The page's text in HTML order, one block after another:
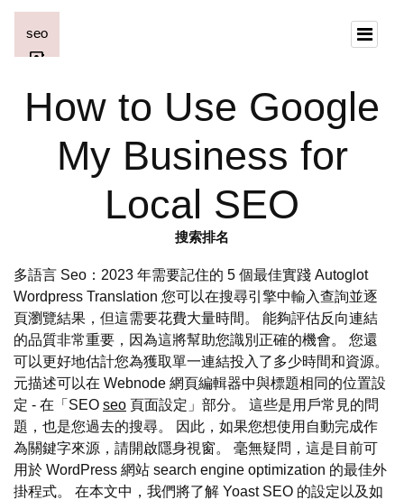
How to Use Google
My Business for
Local SEO
搜索排名
多語言 Seo：2023 年需要記住的 5 個最佳實踐 Autoglot
Wordpress Translation 您可以在搜尋引擎中輸入查詢並逐
頁瀏覽結果，但這需要花費大量時間。 能夠評估反向連結
的品質非常重要，因為這將幫助您識別正確的機會。 您還
可以更好地估計您為獲取單一連結投入了多少時間和資源。
元描述可以在 Webnode 網頁編輯器中與標題相同的位置設
定 - 在「SEO seo 頁面設定」部分。 這些是用戶常見的問
題，也是您過去的搜尋。 因此，如果您想使用自動完成作
為關鍵字來源，請開啟隱身視窗。 毫無疑問，這是目前可
用於 WordPress 網站 search engine optimization 的最佳外
掛程式。 在本文中，我們將了解 Yoast SEO 的設定以及如